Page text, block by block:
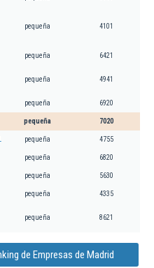
pequeña 4101
pequeña 6421
pequeña 4941
pequeña 6920
pequeña 7020
pequeña 4755
pequeña 6820
pequeña 5630
pequeña 4335
pequeña 8621
de Empresas de Madrid